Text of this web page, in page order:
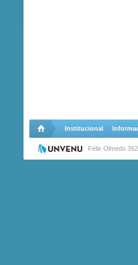
Institucional
Félix Olmedo